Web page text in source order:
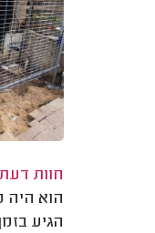
חוות
הוא היה
הגיע